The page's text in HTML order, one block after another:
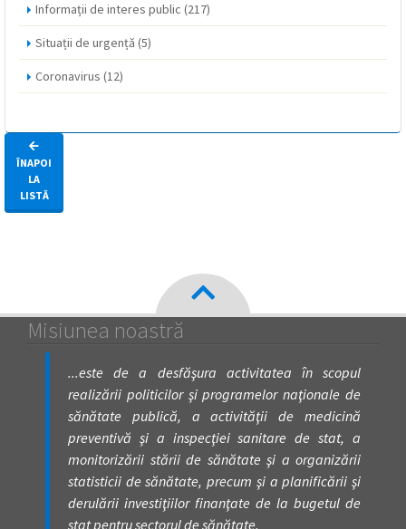
román
másodpercen
Informații de interes public (217)
Situații de urgență (5)
Coronavirus (12)
ÎNAPOI
LA
LISTĂ
Misiunea noastră
...este de a desfăşura activitatea în scopul
realizării politicilor şi programelor naţionale de
sănătate publică, a activităţii de medicină
preventivă şi a inspecţiei sanitare de stat, a
monitorizării stării de sănătate şi a organizării
statisticii de sănătate, precum şi a planificării şi
derulării investiţiilor finanţate de la bugetul de
stat pentru sectorul de sănătate.